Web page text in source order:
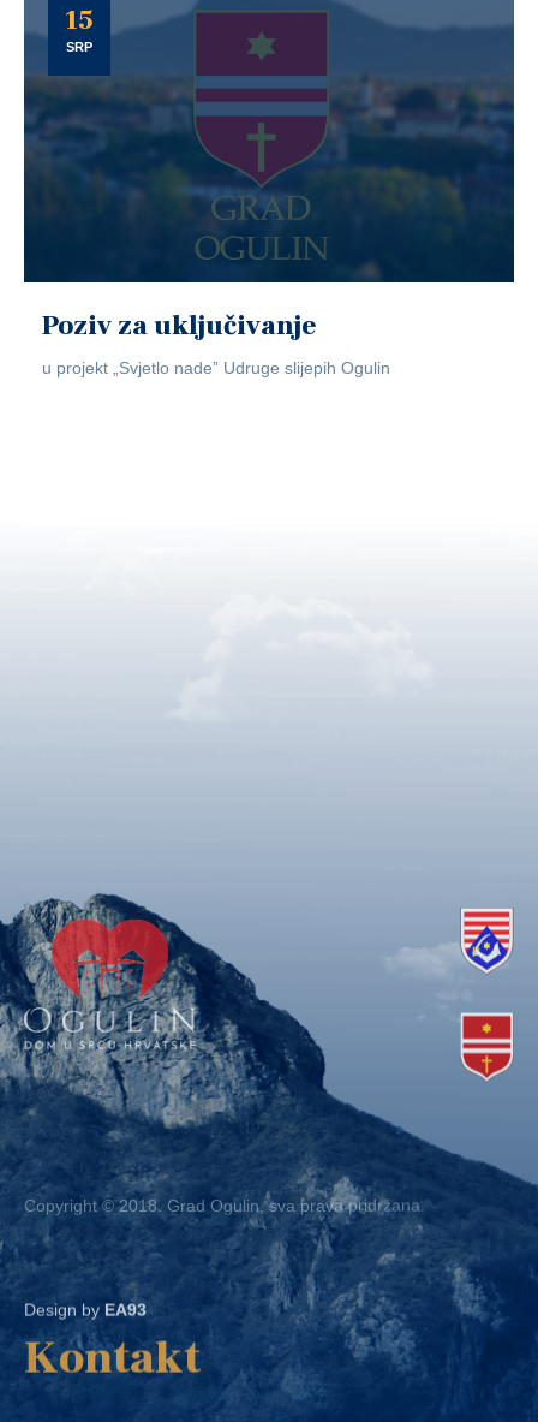
15
SRP
Poziv za uključivanje
u projekt „Svjetlo nade” Udruge slijepih Ogulin
Copyright © 2018. Grad Ogulin, sva prava pridržana.
Design byEA93
Kontakt